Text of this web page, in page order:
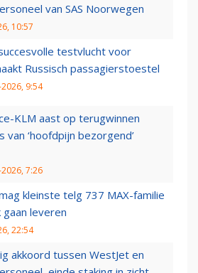
van SAS Noorwegen
10:57
testvlucht voor
Russisch passagierstoestel
9:54
KLM aast op terugwinnen
van ‘hoofdpijn bezorgend’
7:26
kleinste telg 737 MAX-familie
gaan leveren
22:54
akkoord tussen WestJet en